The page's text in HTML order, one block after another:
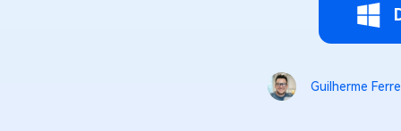
Recuperar Dados Perdidos de iPhone/
Android Recovery
Recuperar Arquivos no Android Sem
Online
Guilherme